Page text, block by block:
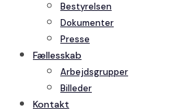
Bestyrelsen
Dokumenter
Presse
Fællesskab
Arbejdsgrupper
Billeder
Kontakt